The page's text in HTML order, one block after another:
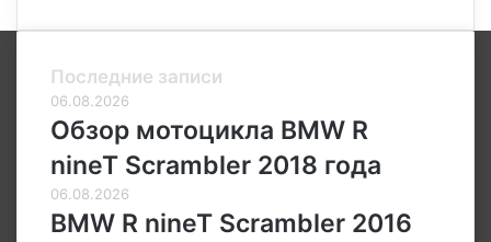
Последние записи
06.08.2026
Обзор мотоцикла BMW R
nineT Scrambler 2018 года
06.08.2026
BMW R nineT Scrambler 2016